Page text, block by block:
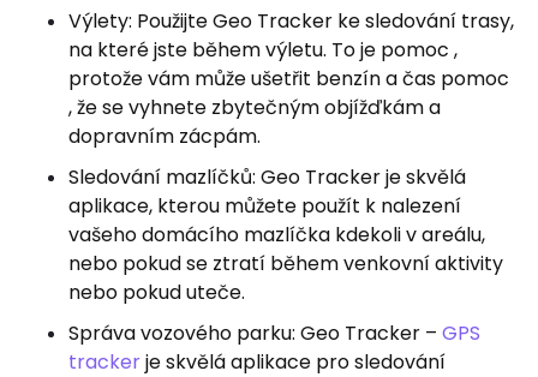
Výlety: Použijte Geo Tracker ke sledování trasy,
na které jste během výletu. To je pomoc ,
protože vám může ušetřit benzín a čas pomoc
, že se vyhnete zbytečným objížďkám a
dopravním zácpám.
Sledování mazlíčků: Geo Tracker je skvělá
aplikace, kterou můžete použít k nalezení
vašeho domácího mazlíčka kdekoli v areálu,
nebo pokud se ztratí během venkovní aktivity
nebo pokud uteče.
Správa vozového parku: Geo Tracker – GPS
trackerje skvělá aplikace pro sledování